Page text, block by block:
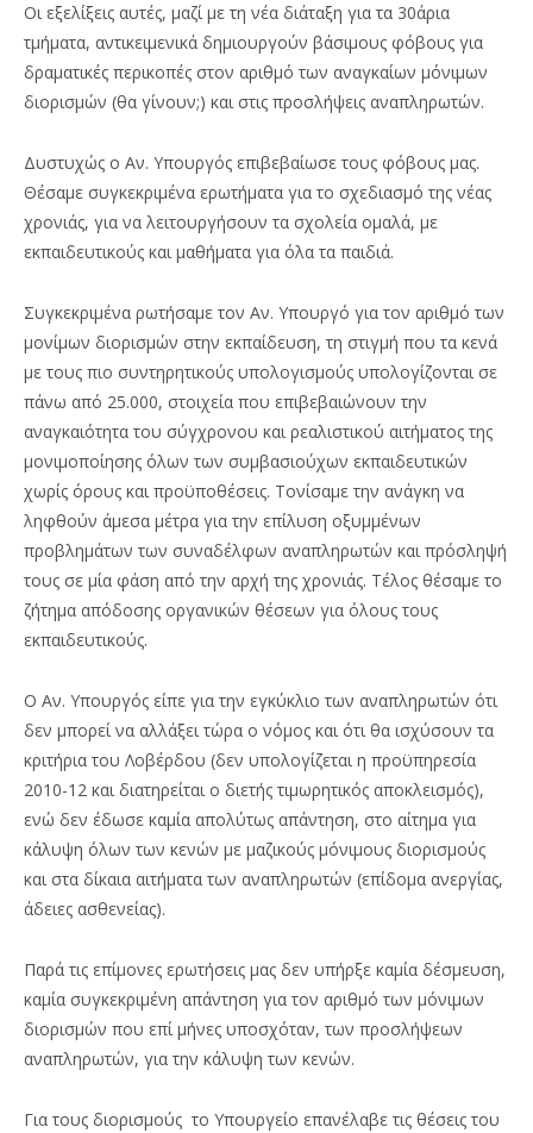
Οι εξελίξεις αυτές, μαζί με τη νέα διάταξη για τα 30άρια
τμήματα, αντικειμενικά δημιουργούν βάσιμους φόβους για
δραματικές περικοπές στον αριθμό των αναγκαίων μόνιμων
διορισμών (θα γίνουν;) και στις προσλήψεις αναπληρωτών.
Δυστυχώς ο Αν. Υπουργός επιβεβαίωσε τους φόβους μας.
Θέσαμε συγκεκριμένα ερωτήματα για το σχεδιασμό της νέας
χρονιάς, για να λειτουργήσουν τα σχολεία ομαλά, με
εκπαιδευτικούς και μαθήματα για όλα τα παιδιά.
Συγκεκριμένα ρωτήσαμε τον Αν. Υπουργό για τον αριθμό των
μονίμων διορισμών στην εκπαίδευση, τη στιγμή που τα κενά
με τους πιο συντηρητικούς υπολογισμούς υπολογίζονται σε
πάνω από 25.000, στοιχεία που επιβεβαιώνουν την
αναγκαιότητα του σύγχρονου και ρεαλιστικού αιτήματος της
μονιμοποίησης όλων των συμβασιούχων εκπαιδευτικών
χωρίς όρους και προϋποθέσεις. Τονίσαμε την ανάγκη να
ληφθούν άμεσα μέτρα για την επίλυση οξυμμένων
προβλημάτων των συναδέλφων αναπληρωτών και πρόσληψή
τους σε μία φάση από την αρχή της χρονιάς. Τέλος θέσαμε το
ζήτημα απόδοσης οργανικών θέσεων για όλους τους
εκπαιδευτικούς.
Ο Αν. Υπουργός είπε για την εγκύκλιο των αναπληρωτών ότι
δεν μπορεί να αλλάξει τώρα ο νόμος και ότι θα ισχύσουν τα
κριτήρια του Λοβέρδου (δεν υπολογίζεται η προϋπηρεσία
2010-12 και διατηρείται ο διετής τιμωρητικός αποκλεισμός),
ενώ δεν έδωσε καμία απολύτως απάντηση, στο αίτημα για
κάλυψη όλων των κενών με μαζικούς μόνιμους διορισμούς
και στα δίκαια αιτήματα των αναπληρωτών (επίδομα ανεργίας,
άδειες ασθενείας).
Παρά τις επίμονες ερωτήσεις μας δεν υπήρξε καμία δέσμευση,
καμία συγκεκριμένη απάντηση για τον αριθμό των μόνιμων
διορισμών που επί μήνες υποσχόταν, των προσλήψεων
αναπληρωτών, για την κάλυψη των κενών.
Για τους διορισμούς το Υπουργείο επανέλαβε τις θέσεις του